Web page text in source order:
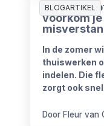
BLOGARTIKEL
voorkom
In de zomer
thuiswerken
indelen. Die
zorgt ook
iemand
Door Fleur van